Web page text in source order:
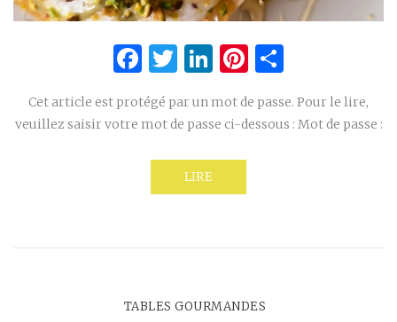
Facebook
Twitter
LinkedIn
Pinterest
Cet article est protégé par un mot de passe. Pour le lire,
veuillez saisir votre mot de passe ci-dessous : Mot de passe :
LIRE
TABLES GOURMANDES